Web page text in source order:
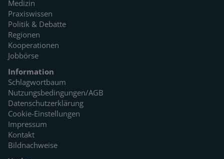
Medizin
Praxiswissen
Politik & Debatte
Regionen
Kooperationen
Jobbörse
Information
Schlagwortbaum
Nutzungsbedingungen/AGB
Datenschutzerklärung
Cookie-Einstellungen
Impressum
Kontakt
Bildnachweise